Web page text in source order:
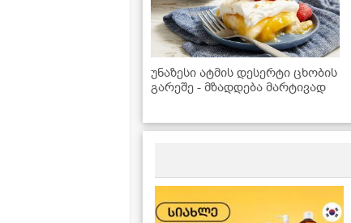
უნაზესი ატმის დესერტი ცხობის
გარეშე - მზადდება მარტივად